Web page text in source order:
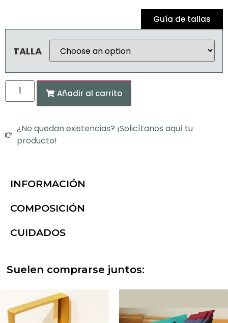
Guía de tallas
TALLA
Añadir al carrito
¿No quedan existencias? ¡Solicítanos aquí tu
producto!
INFORMACIÓN
COMPOSICIÓN
CUIDADOS
Suelen comprarse juntos: